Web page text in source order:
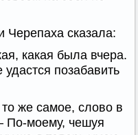
Черепаха сказала:
какая была вчера.
позабавить
же самое, слово в
По-моему, чешуя